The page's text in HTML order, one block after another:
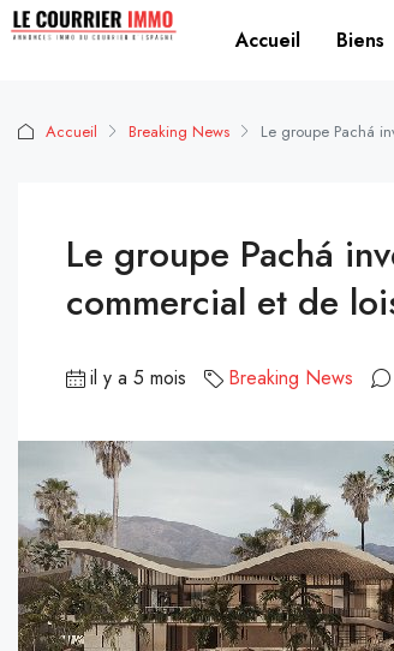
Accueil Biens
Accueil Breaking News Le groupe Pachá
Le groupe Pachá
commercial et de
il y a 5 mois Breaking News